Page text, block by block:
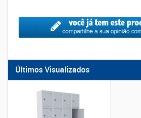
Últimos Visualizados